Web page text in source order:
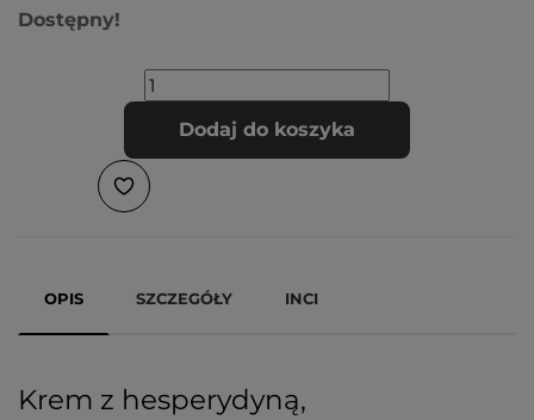
Dostępny!
Dodaj do koszyka
OPIS SZCZEGÓŁY INCI
Krem z hesperydyną,